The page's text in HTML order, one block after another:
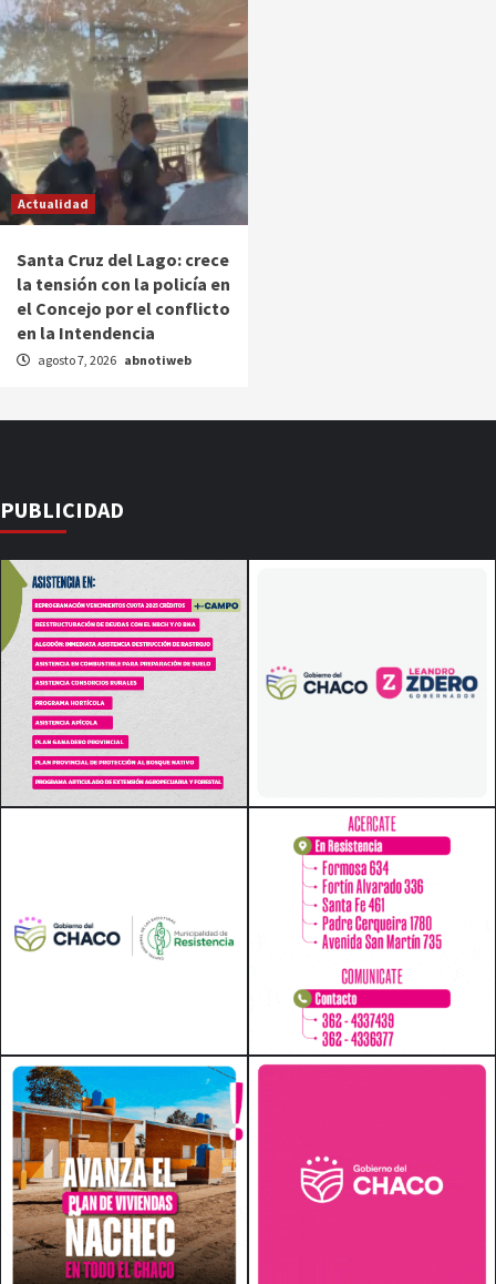
Actualidad
Santa Cruz del Lago: crece
la tensión con la policía en
el Concejo por el conflicto
en la Intendencia
agosto 7, 2026 abnotiweb
PUBLICIDAD